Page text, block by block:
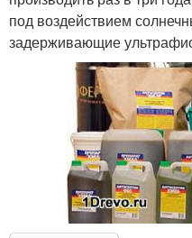
под воздействием
задерживающие